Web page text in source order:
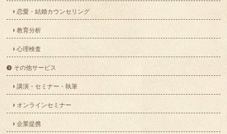
恋愛・結婚カウンセリング
教育分析
心理検査
その他サービス
講演・セミナー・執筆
オンラインセミナー
企業提携